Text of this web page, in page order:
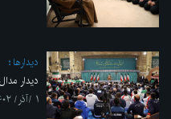
ديدارها
دیدار
۱ /آذر/ ۱۴۰۲